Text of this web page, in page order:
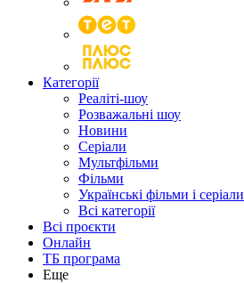
Категорії
Реаліті-шоу
Розважальні шоу
Новини
Серіали
Мультфільми
Фільми
Українські фільми і серіали
Всі категорії
Всі проєкти
Онлайн
ТБ програма
Еще